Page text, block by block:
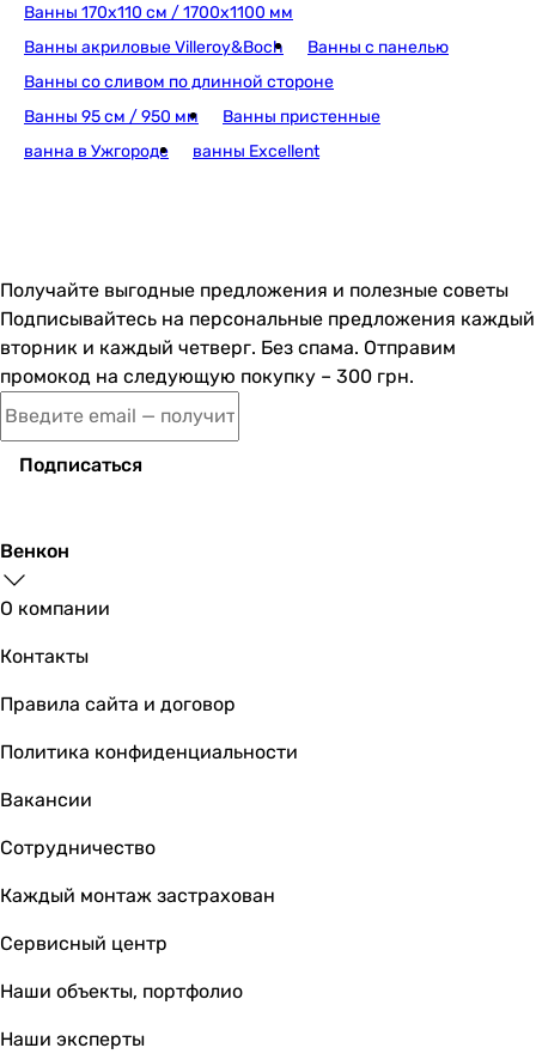
8 625 грн
8 989 грн Купить
Kolo Rekord 150x70
9 111грн
6 763грн
Cersanit Flavia 150x70 (S301-105/
Ванны 170х110 см / 1700х1100 мм
Ванны акриловые Villeroy&Boch
Ванны с панелью
Ванны со сливом по длинной стороне
Ванны 95 см / 950 мм
Ванны пристенные
ванна в Ужгороде
ванны Excellent
Получайте выгодные предложения и полезные советы
Подписывайтесь на персональные предложения каждый
вторник и каждый четверг. Без спама. Отправим
промокод на следующую покупку – 300 грн.
Подписаться
Венкон
О компании
Контакты
Правила сайта и договор
Политика конфиденциальности
Вакансии
Сотрудничество
Каждый монтаж застрахован
Сервисный центр
Наши объекты, портфолио
Наши эксперты